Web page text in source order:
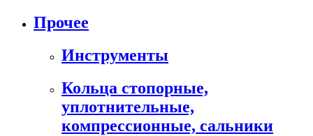
Прочее
Инструменты
Кольца стопорные,
уплотнительные,
компрессионные, сальники